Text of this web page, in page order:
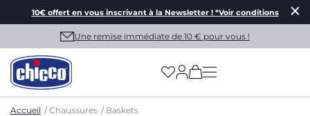
10€ offert en vous inscrivant à la Newsletter ! *Voir conditions
Une remise immédiate de 10 € pour vous !
(has more options
Accueil Chaussures Baskets